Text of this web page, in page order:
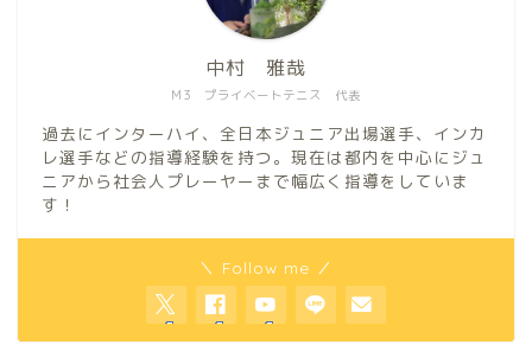
M3 プライベートテニス 代表
中村 雅哉
過去にインターハイ、全日本ジュニア出場選手、インカ
レ選手などの指導経験を持つ。現在は都内を中心にジュ
ニアから社会人プレーヤーまで幅広く指導をしていま
す！
＼ Follow me ／